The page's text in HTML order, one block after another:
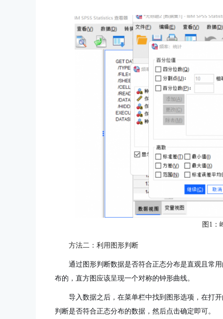
图1：
方法二：利用图形判断
通过图形判断数据是否符合正态分布是直观且常
布的，直方图应该呈现一个对称的钟形曲线。
导入数据之后，在菜单栏中找到图形选项，在打
判断是否符合正态分布的数据，然后点击确定即可。